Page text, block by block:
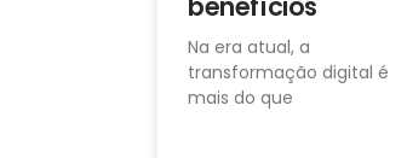
Na era atual, a
transformação digital é
mais do que